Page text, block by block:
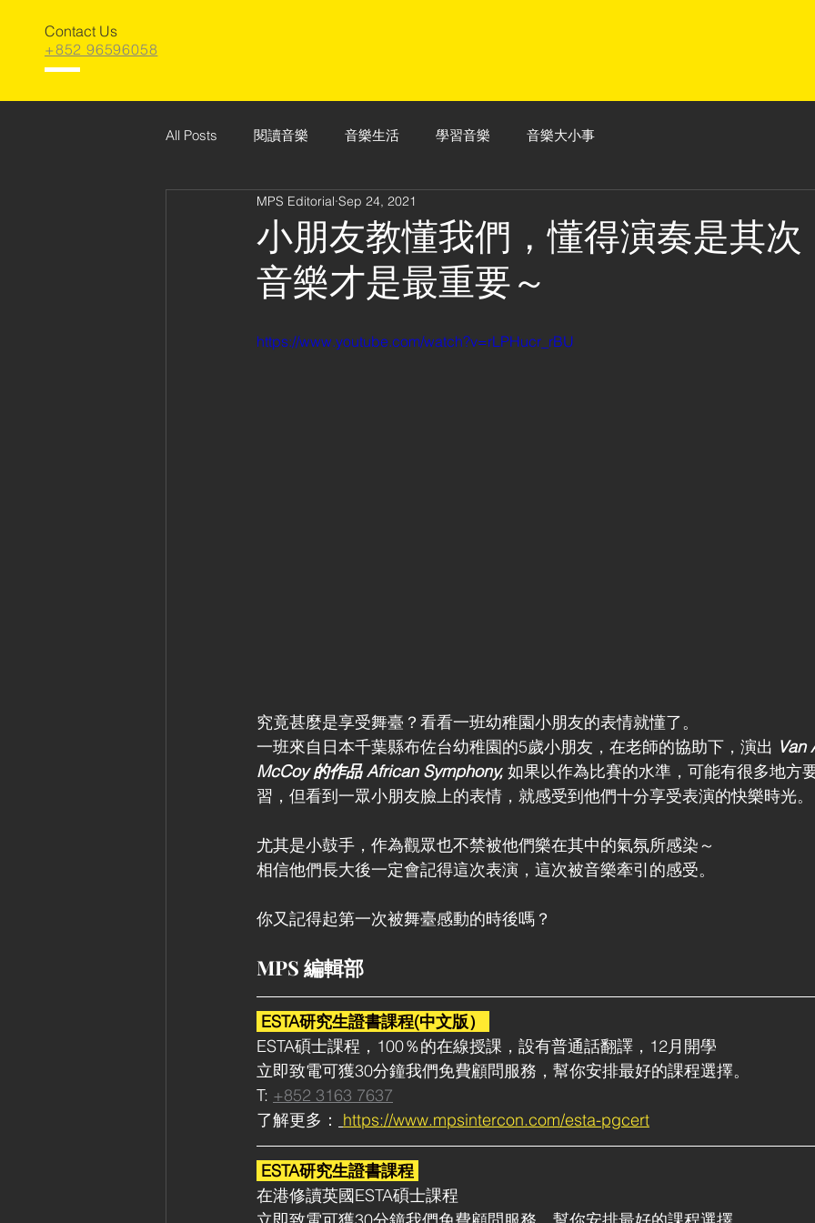
Contact Us
+852 96596058
All Posts 閱讀音樂 音樂生活 學習音樂 音樂大小事
小朋友教懂我們，懂得演奏是其次
音樂才是最重要～
MPS Editorial Sep 24, 2021
https://www.youtube.com/watch?v=rLPHucr_rBU
究竟甚麼是享受舞臺？看看一班幼稚園小朋友的表情就懂了。
一班來自日本千葉縣布佐台幼稚園的5歲小朋友，在老師的協助下，演出 Van
McCoy 的作品 African Symphony, 如果以作為比賽的水準，可能有很多地方
習，但看到一眾小朋友臉上的表情，就感受到他們十分享受表演的快樂時光。
尤其是小鼓手，作為觀眾也不禁被他們樂在其中的氣氛所感染～
相信他們長大後一定會記得這次表演，這次被音樂牽引的感受。
你又記得起第一次被舞臺感動的時後嗎？
MPS 編輯部
ESTA研究生證書課程(中文版）
ESTA碩士課程，100％的在線授課，設有普通話翻譯，12月開學
立即致電可獲30分鐘我們免費顧問服務，幫你安排最好的課程選擇。
T: +852 3163 7637
了解更多：
https://www.mpsintercon.com/esta-pgcert
ESTA研究生證書課程
在港修讀英國ESTA碩士課程